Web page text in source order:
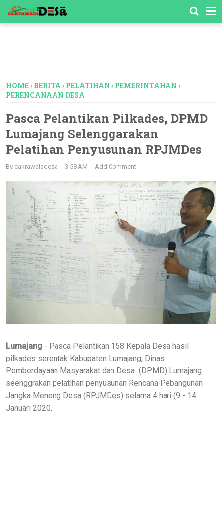
HOME› BERITA › PELATIHAN › PEMERINTAHAN ›
PERENCANAAN DESA
Pasca Pelantikan Pilkades, DPMD
Lumajang Selenggarakan
Pelatihan Penyusunan RPJMDes
By cakrawaladesa 3:58 AM Add Comment
Lumajang - Pasca Pelantikan 158 Kepala Desa hasil
pilkades serentak Kabupaten Lumajang, Dinas
Pemberdayaan Masyarakat dan Desa (DPMD) Lumajang
seenggrakan pelatihan penyusunan Rencana Pebangunan
Jangka Meneng Desa (RPJMDes) selama 4 hari (9 - 14
Januari 2020.